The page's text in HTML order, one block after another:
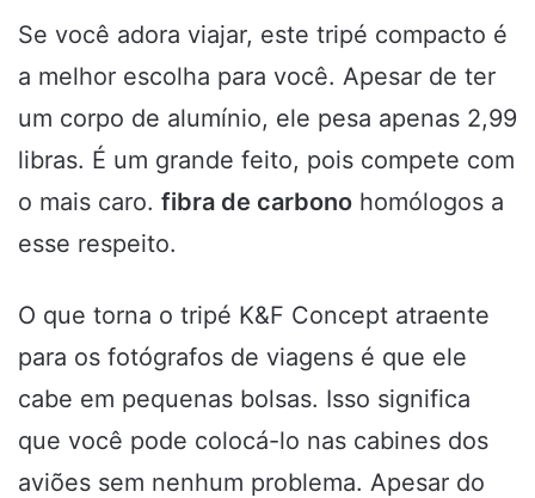
Se você adora viajar, este tripé compacto é
a melhor escolha para você. Apesar de ter
um corpo de alumínio, ele pesa apenas 2,99
libras. É um grande feito, pois compete com
o mais caro. fibra de carbono homólogos a
esse respeito.
O que torna o tripé K&F Concept atraente
para os fotógrafos de viagens é que ele
cabe em pequenas bolsas. Isso significa
que você pode colocá-lo nas cabines dos
aviões sem nenhum problema. Apesar do